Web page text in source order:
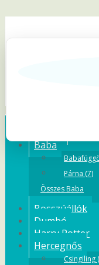
Baba
Párna (7)
Összes Baba
Bosszúállók
Dumbó
Harry Potter
Hercegnős
Csingiling